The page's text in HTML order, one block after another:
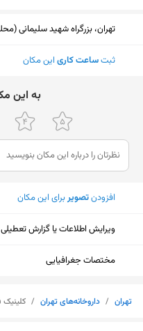
تهران، بزرگراه شهید سلیمانی
ثبتساعت کاری این مکان
ﺑﻪ اﯾﻦ
افزودنتصویربرای این مکان
ویرایش اطلاعات یا گزارش
مختصات جغرافیایی
تهران / داروخانه‌های تهران /